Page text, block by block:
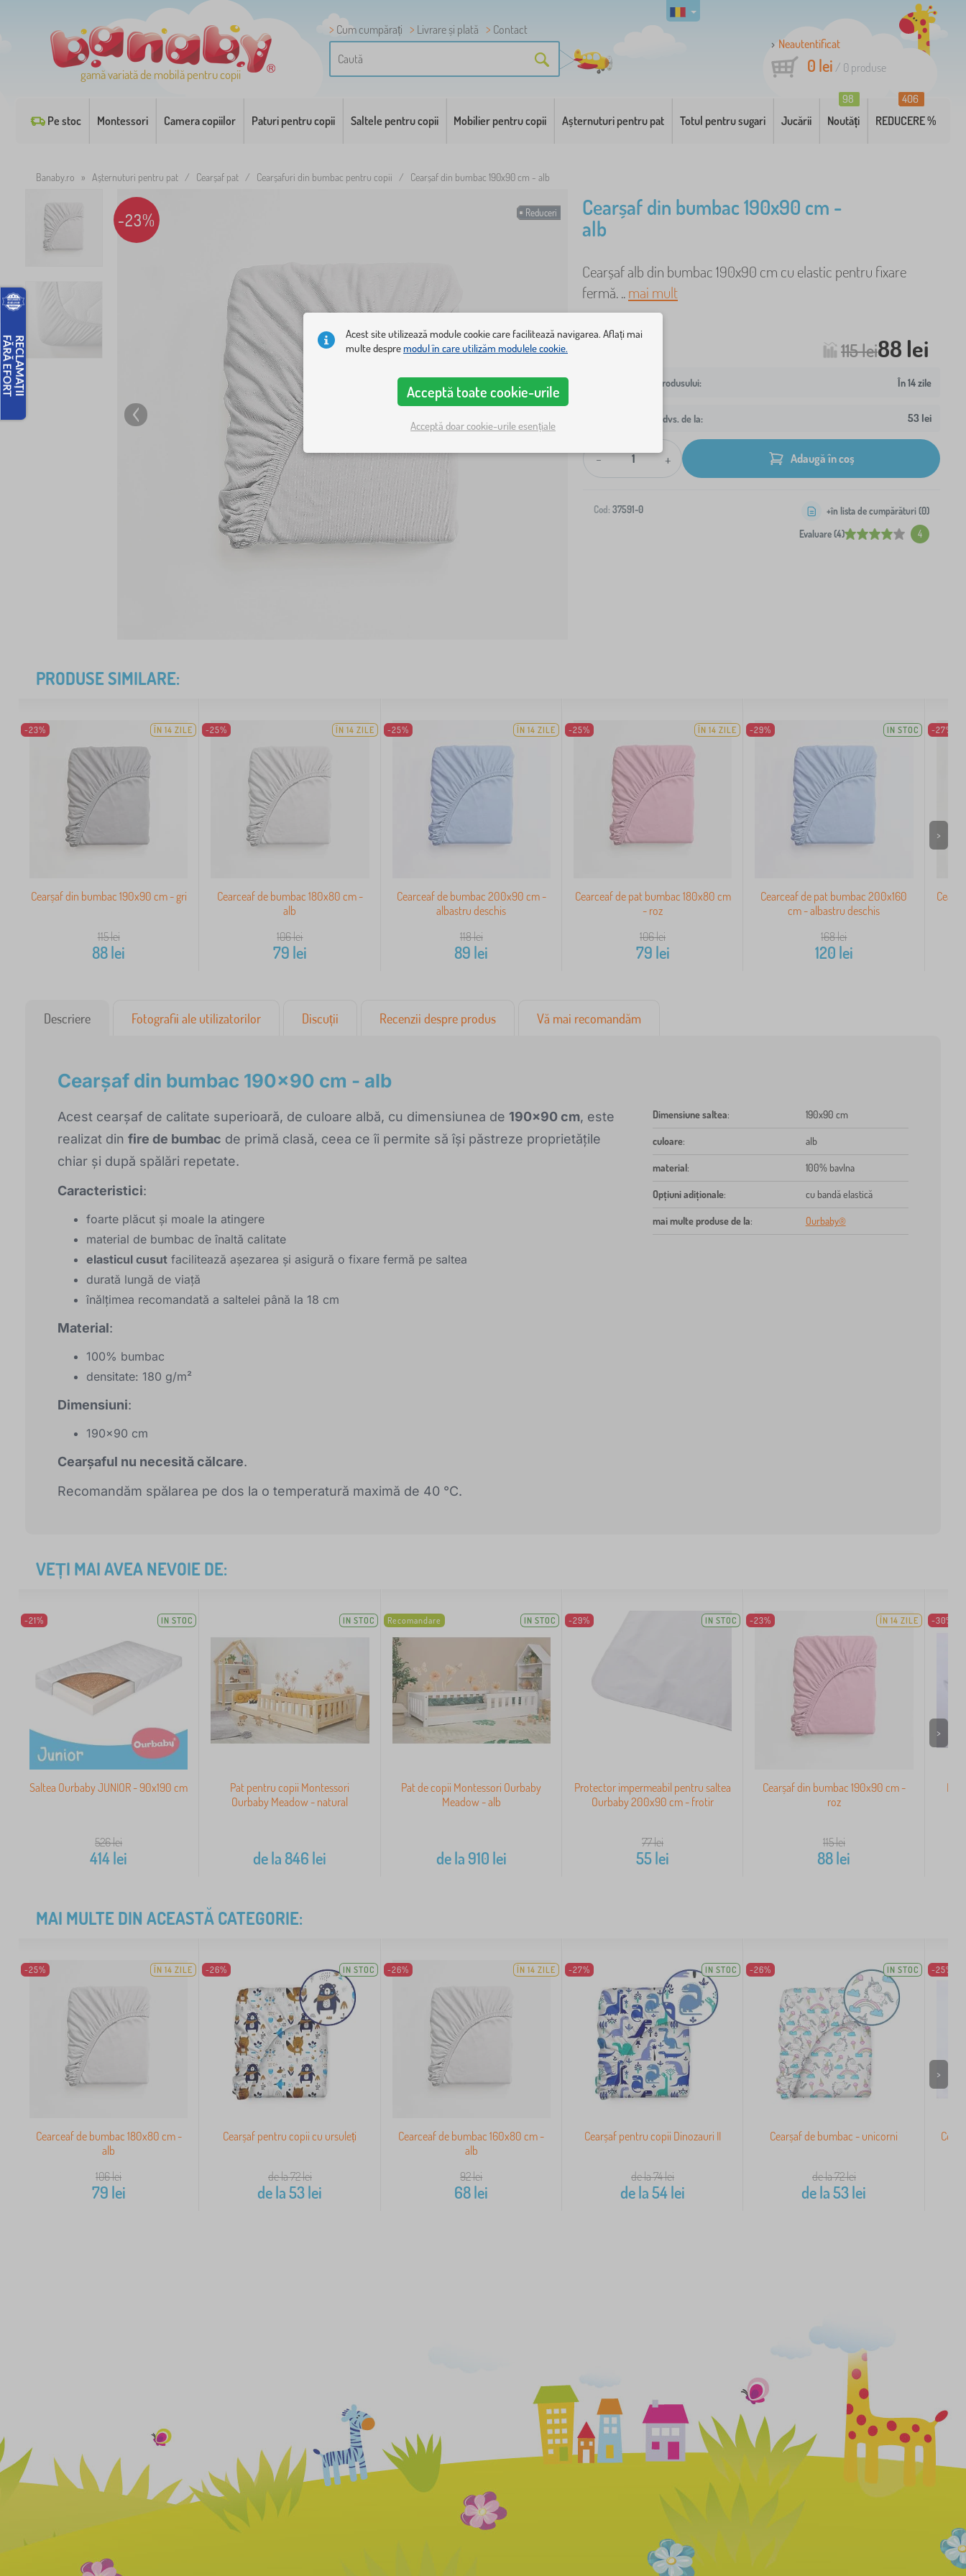
gamă variată de mobilă pentru copii
Cum cumpărați Livrare și plată
Contact
Neautentificat
0 lei / 0 produse
Pe stoc Montessori Camera copiilor Paturi pentru copii Saltele pentru copii Mobilier pentru copii Așternuturi pentru pat Totul pentru sugari Jucării Noutăți
98
REDUCERE %
406
Banaby.ro » Așternuturi pentru pat / Cearșaf pat / Cearșafuri din bumbac pentru copii / Cearșaf din bumbac 190x90 cm - alb
Reduceri
-23%
Cearșaf din bumbac 190x90 cm -
alb
Cearșaf alb din bumbac 190x90 cm cu elastic pentru fixare
fermă. ..mai mult
115 lei88 lei
În 14 zile
Livrare la adresa dvs. de la: 53 lei
- + Adaugă în coș
Cod: 37591-0
Evaluare (4) 4
+în lista de cumpărături (0)
PRODUSE SIMILARE:
-23% ÎN 14 ZILE
Cearșaf din bumbac 190x90 cm - gri
115lei
88lei
-25% ÎN 14 ZILE
Cearceaf de bumbac 180x80 cm -
alb
106lei
79 lei
-25% ÎN 14 ZILE
Cearceaf de bumbac 200x90 cm -
albastru deschis
118lei
89 lei
-25% ÎN 14 ZILE
Cearceaf de pat bumbac 180x80 cm
- roz
106lei
79 lei
-29% IN STOC
Cearceaf de pat bumbac 200x160
cm - albastru deschis
168lei
120 lei
-27%
>
Descriere Fotografii ale utilizatorilor Discuții Recenzii despre produs Vă mai recomandăm
Cearșaf din bumbac 190x90 cm - alb
Acest cearșaf de calitate superioară, de culoare albă, cu dimensiunea de 190x90 cm, este
realizat din fire de bumbac de primă clasă, ceea ce îi permite să își păstreze proprietățile
chiar și după spălări repetate.
Caracteristici:
foarte plăcut și moale la atingere
material de bumbac de înaltă calitate
elasticul cusut facilitează așezarea și asigură o fixare fermă pe saltea
durată lungă de viață
înălțimea recomandată a saltelei până la 18 cm
Material:
100% bumbac
densitate: 180 g/m²
Dimensiuni:
190x90 cm
Cearșaful nu necesită călcare.
Recomandăm spălarea pe dos la o temperatură maximă de 40 °C.
Dimensiune saltea: 190x90 cm
culoare: alb
material: 100% bavlna
Opțiuni adiționale: cu bandă elastică
mai multe produse de la: Ourbaby®
VEȚI MAI AVEA NEVOIE DE:
-21% IN STOC
Saltea Ourbaby JUNIOR - 90x190 cm
526lei
414lei
IN STOC
Pat pentru copii Montessori
Ourbaby Meadow - natural
de la 846 lei
Recomandare IN STOC
Pat de copii Montessori Ourbaby
Meadow - alb
de la 910 lei
-29% IN STOC
Protector impermeabil pentru saltea
Ourbaby 200x90 cm - frotir
77lei
55lei
-23% ÎN 14 ZILE
Cearșaf din bumbac 190x90 cm -
roz
115lei
88lei
-30%
>
MAI MULTE DIN ACEASTĂ CATEGORIE:
-25% ÎN 14 ZILE
Cearceaf de bumbac 180x80 cm -
alb
106lei
79 lei
-26% IN STOC
Cearșaf pentru copii cu ursuleți
de la 72lei
de la53lei
-26% ÎN 14 ZILE
Cearceaf de bumbac 160x80 cm -
alb
92lei
68lei
-27% IN STOC
Cearșaf pentru copii Dinozauri II
de la 74lei
de la54lei
-26% IN STOC
Cearșaf de bumbac - unicorni
de la 72lei
de la53lei
-25%
>
Acest site utilizează module cookie care facilitează navigarea. Aflați mai
multe despremodul în care utilizăm modulele cookie.
Acceptă toate cookie-urile
Acceptă doar cookie-urile esențiale